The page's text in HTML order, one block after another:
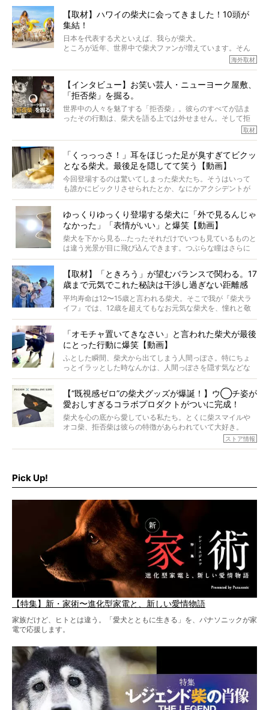
でも、いざそれぞれの個体を見ていくと、丈夫で病気にも
なりにくい、とは言えないような気もするのです。
実際に「病気にならない」などということはないし、飼い
主はそのためにやるべきことがある。
今回は、柴犬に関わる方たちすべてに読んで欲しい、ある
語でした。
※文章はご本人の了承を得て編集しています
※画像はすべてイメージです
※この記事は個人の感想であり、効果・効能を示すものではありません
【取材】ハワイの柴犬に会ってきました！10頭が
集結！
日本を代表する犬といえば、我らが柴犬。
ところが近年、世界中で柴犬ファンが増えています。そん
な中「柴犬ライフ」が目をつけたのは、南の楽園ハワイ。
そんな噂を聞きつけ、今回はハワイの柴犬たちを取材して
きました！
海外取材
【インタビュー】お笑い芸人・ニューヨーク屋敷、
「拒否柴」を掘る。
世界中の人々を魅了する「拒否柴」。彼らのすべてが詰ま
ったその行動は、柴犬を語る上では外せません。そして拒
否柴がここまで話題になるのは、“映える”ことも理由のひと
がるのでしょうか。
最近版画製作を始めた、お笑いコンビ「ニューヨーク」の
屋敷裕政さんに、拒否柴を掘っていただきました！ イン
タビューと合わせてご覧ください。
取材
「くっっっさ！」耳をほじった足が臭すぎてビクッ
となる柴犬。最後足を隠してて笑う【動画】
今回登場するのは驚いてしまった柴犬たち。そうはいって
も誰かにビックリさせられたとか、なにかアクシデントが
起きたとか、そういうことが原因ではありません。全ての
ゆっくりゆっくり登場する柴犬に「外で見るんじゃ
なかった」「表情がいい」と爆笑【動画】
柴犬を下から見る…たったそれだけでいつも見ているものと
は違う光景が目に飛び込んできます。つぶらな瞳はさらに
つぶらに見え、モフモフのお顔はさらにモフモフに見えま
【取材】「ときろう」が望むバランスで関わる。17
歳まで元気でこれた秘訣は干渉し過ぎない距離感
#38ときろう
平均寿命は12〜15歳と言われる柴犬。そこで我が『柴犬ラ
イフ』では、12歳を超えてもなお元気な柴犬を、憧れと敬
意を込めて“レジェンド柴”と呼んでいます。 この特集で
ォーカスし、その元気の秘訣や、老犬と暮らすうえで大切
だと思うことを、オーナーさんに語っていただきます。今
回登場してくれたのは、17歳のときろうくん。小さい頃か
ら食が細かったため、何でも食べさせてきたということで
「オモチャ置いてきなさい」と言われた柴犬が最後
にとった行動に爆笑【動画】
ふとした瞬間、柴犬から出てしまう人間っぽさ。特にちょ
っとイラッとした時なんかは、人間っぽさを隠す気などな
いように見えます。もしかして本当の本当は、中身は人間
【“既視感ゼロ”の柴犬グッズが爆誕！】ウ◯チ姿が
愛おしすぎるコラボプロダクトがついに完成！
柴犬を心の底から愛している私たち。とくに柴スマイルや
オコ柴、拒否柴は彼らの特徴があらわれていて大好き。
でもちょっと待て…もうひとつ、忘れてはならない愛おしい
ストア情報
Pick Up!
【特集】新・家術〜進化型家電と、新しい愛情物語
家族だけど、ヒトとは違う。「愛犬とともに生きる」を、パナソニックが家
電で応援します。